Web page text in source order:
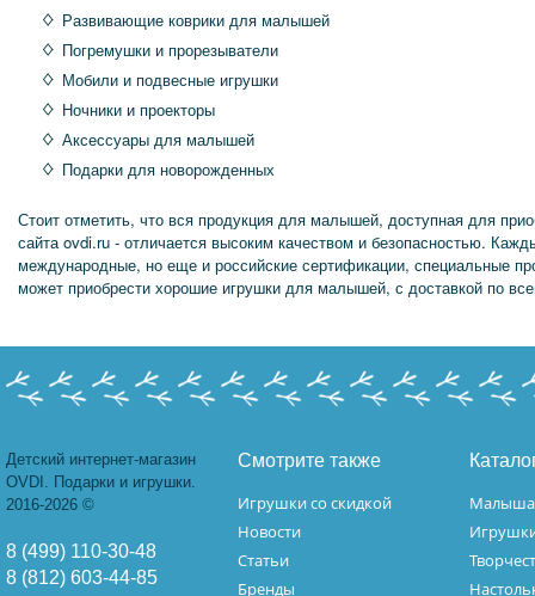
Развивающие коврики для малышей
Погремушки и прорезыватели
Мобили и подвесные игрушки
Ночники и проекторы
Аксессуары для малышей
Подарки для новорожденных
Стоит отметить, что вся продукция для малышей, доступная для
сайта ovdi.ru - отличается высоким качеством и безопасностью.
международные, но еще и российские сертификации, специальные
может приобрести хорошие игрушки для малышей, с доставкой по
Детский интернет-магазин
OVDI. Подарки и игрушки.
2016-2026 ©
8 (499) 110-30-48
8 (812) 603-44-85
Смотрите также
Игрушки со скидкой
Новости
Статьи
Бренды